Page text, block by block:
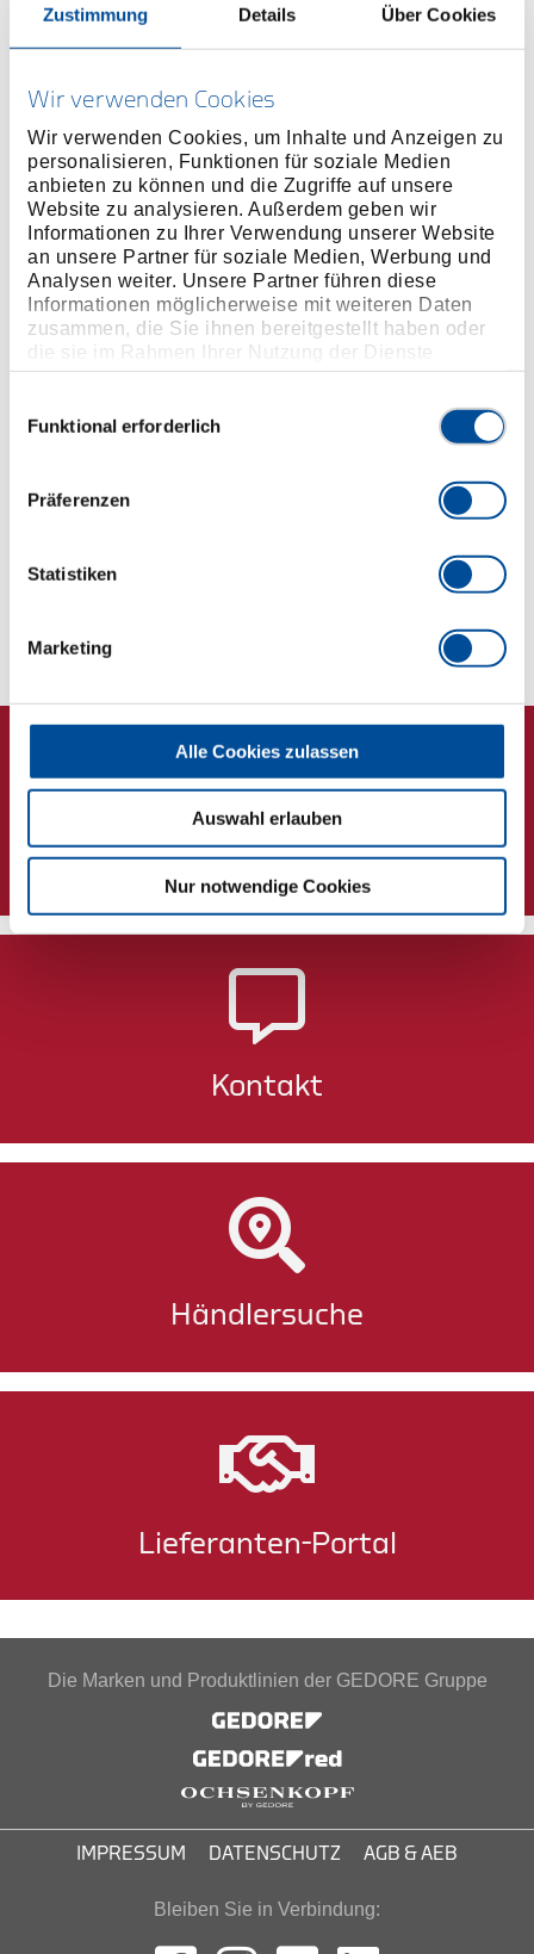
Zustimmung Details Über Cookies
Wir verwenden Cookies
Wir verwenden Cookies, um Inhalte und Anzeigen zu
personalisieren, Funktionen für soziale Medien
anbieten zu können und die Zugriffe auf unsere
Website zu analysieren. Außerdem geben wir
Informationen zu Ihrer Verwendung unserer Website
an unsere Partner für soziale Medien, Werbung und
Analysen weiter. Unsere Partner führen diese
Informationen möglicherweise mit weiteren Daten
zusammen, die Sie ihnen bereitgestellt haben oder
die sie im Rahmen Ihrer Nutzung der Dienste
gesammelt haben. Unsere vollständige
Funktional erforderlich
Präferenzen
Statistiken
Marketing
Alle Cookies zulassen
Auswahl erlauben
Nur notwendige Cookies
Produktbeschreibung
Maschinenbetätigt, Fixierung durch Sicherungsring/-
Stift
Oberfläche phosphatiert
Verbindungsvierkant nach DIN 3121 - F 20, ISO
1174
Innenvierkantantrieb nach DIN 3121 - G 12,5, ISO
Newsletter
Kontakt
Händlersuche
Lieferanten-Portal
Die Marken und Produktlinien der GEDORE Gruppe
IMPRESSUM DATENSCHUTZ AGB & AEB
Bleiben Sie in Verbindung: